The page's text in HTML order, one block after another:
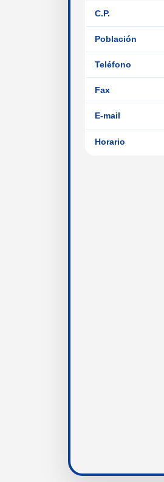
C.P.
Población
Teléfono
Fax
E-mail
Horario